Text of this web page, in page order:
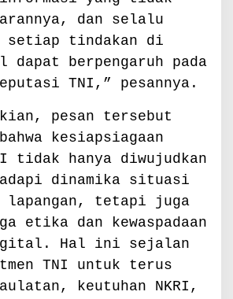
dan selalu
setiap tindakan di
dapat berpengaruh pada
TNI,” pesannya.
pesan tersebut
kesiapsiagaan
tidak hanya diwujudkan
dinamika situasi
lapangan, tetapi juga
etika dan kewaspadaan
Hal ini sejalan
TNI untuk terus
keutuhan NKRI,